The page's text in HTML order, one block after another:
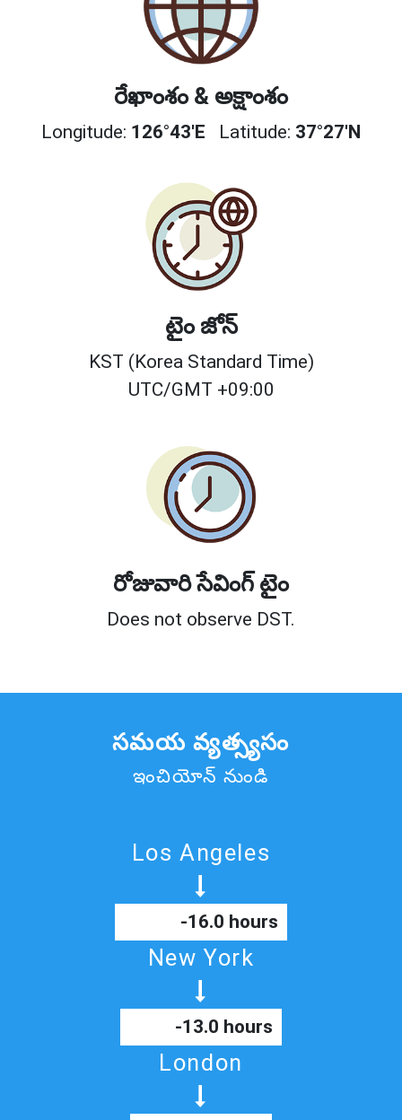
రేఖాంశం & అక్షాంశం
Longitude: 126°43'E Latitude: 37°27'N
టైం జోన్
KST (Korea Standard Time)
UTC/GMT +09:00
రోజువారి సేవింగ్ టైం
Does not observe DST.
సమయ వ్యత్స్యసం
ఇంచియోన్ నుండి
Los Angeles
-16.0 hours
New York
-13.0 hours
London